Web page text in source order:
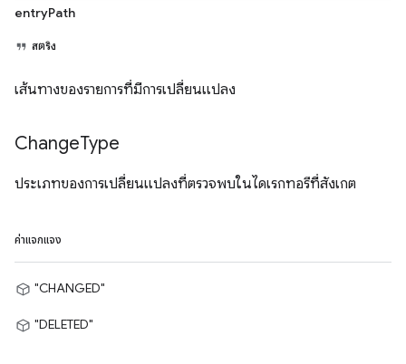
entryPath
สตริง
เส้นทางของรายการที่มีการเปลี่ยนแปลง
ChangeType
ประเภทของการเปลี่ยนแปลงที่ตรวจพบในไดเรกทอรีที่สังเกต
ค่าแจกแจง
"CHANGED"
"DELETED"